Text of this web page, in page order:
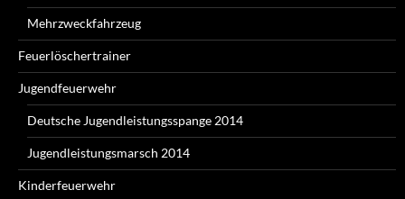
Mehrzweckfahrzeug
Feuerlöschertrainer
Jugendfeuerwehr
Deutsche Jugendleistungsspange 2014
Jugendleistungsmarsch 2014
Kinderfeuerwehr